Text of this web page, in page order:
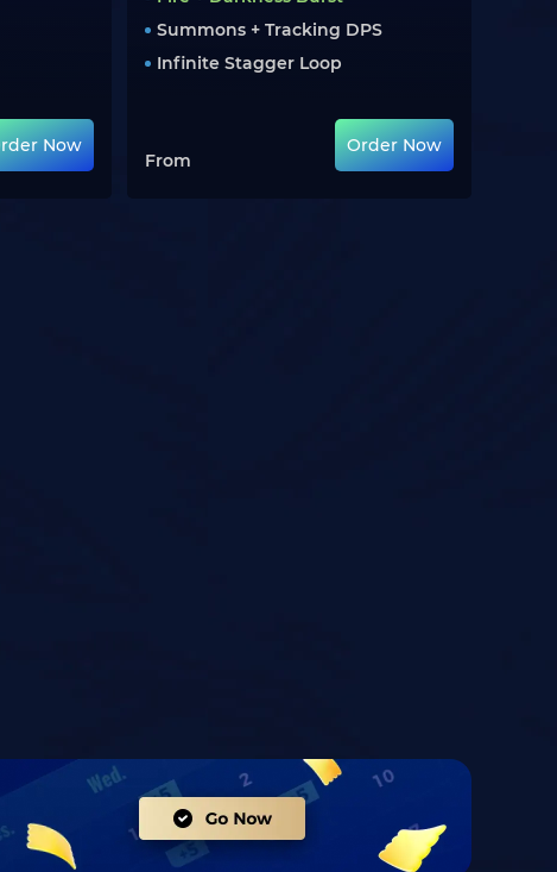
Now
Summons + Tracking DPS
Infinite Stagger Loop
From
Order Now